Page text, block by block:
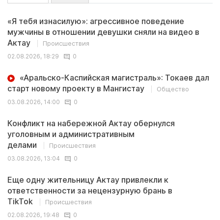
«Я тебя изнасилую»: агрессивное поведение
мужчины в отношении девушки сняли на видео в
Актау
Происшествия
02.08.2026, 18:29
0
«Аральско-Каспийская магистраль»: Токаев дал
старт новому проекту в Мангистау
Общество
03.08.2026, 14:00
0
Конфликт на набережной Актау обернулся
уголовным и административным
делами
Происшествия
03.08.2026, 13:04
0
Еще одну жительницу Актау привлекли к
ответственности за нецензурную брань в
TikTok
Происшествия
02.08.2026, 19:48
0